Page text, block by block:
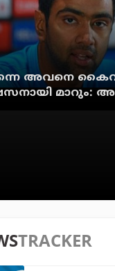
അവനെ
മാറും:
TRACKER